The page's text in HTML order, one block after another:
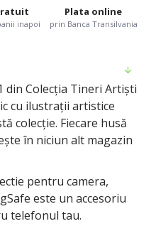
inapoi
Plata online
prin Banca Transilvania
din Colecția Tineri Artiști
cu ilustrații artistice
colecție. Fiecare husă
în niciun alt magazin
pentru camera,
este un accesoriu
telefonul tau.